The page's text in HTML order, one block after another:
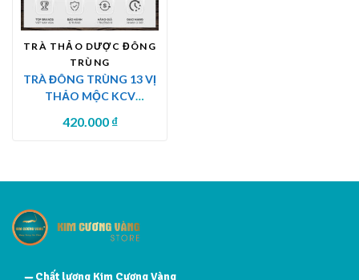
TRÀ THẢO DƯỢC ĐÔNG
TRÙNG
TRÀ ĐÔNG TRÙNG 13 VỊ
THẢO MỘC KCV
420.000 ₫
Chất lượng Kim Cương Vàng